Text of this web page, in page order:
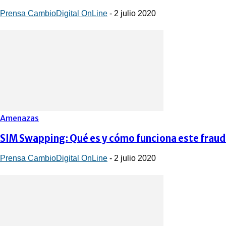
Prensa CambioDigital OnLine - 2 julio 2020
Amenazas
SIM Swapping: Qué es y cómo funciona este
Prensa CambioDigital OnLine - 2 julio 2020